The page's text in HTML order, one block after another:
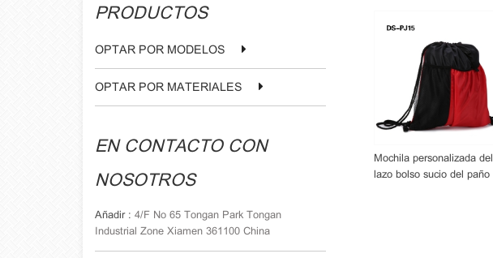
PRODUCTOS
OPTAR POR MODELOS
OPTAR POR MATERIALES
EN CONTACTO CON
NOSOTROS
Añadir : 4/F No 65 Tongan Park Tongan
Industrial Zone Xiamen 361100 China
Mochila personalizada del
lazo bolso sucio del paño